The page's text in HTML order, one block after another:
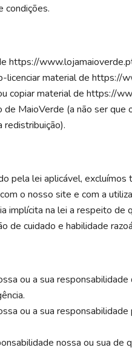
condições.
https://
licenciar material de https://
copiar material de https://
de MaioVerde (a não ser que
redistribuição).
pela lei aplicável, excluímos
o nosso site e com a
implícita na lei a respeito de
de cuidado e habilidade
ou a sua
ou a sua
nossa ou sua de